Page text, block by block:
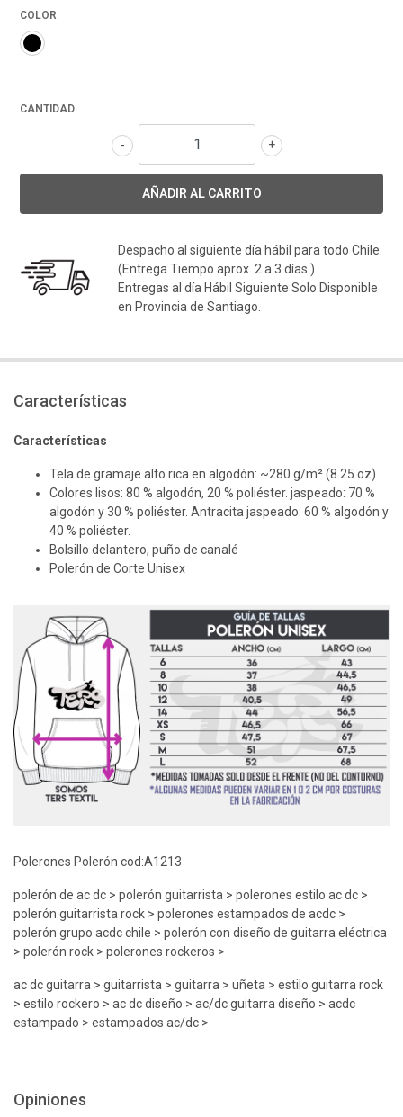
COLOR
CANTIDAD
+
-
Despacho al siguiente día hábil para todo Chile.
(Entrega Tiempo aprox. 2 a 3 días.)
Entregas al día Hábil Siguiente Solo Disponible
en Provincia de Santiago.
Características
Características
Tela de gramaje alto rica en algodón: ~280 g/m² (8.25 oz)
Colores lisos: 80 % algodón, 20 % poliéster. jaspeado: 70 %
algodón y 30 % poliéster. Antracita jaspeado: 60 % algodón y
40 % poliéster.
Bolsillo delantero, puño de canalé
Polerón de Corte Unisex
Polerones Polerón cod:A1213
polerón de ac dc > polerón guitarrista > polerones estilo ac dc >
polerón guitarrista rock > polerones estampados de acdc >
polerón grupo acdc chile > polerón con diseño de guitarra eléctrica
> polerón rock > polerones rockeros >
ac dc guitarra > guitarrista > guitarra > uñeta > estilo guitarra rock
> estilo rockero > ac dc diseño > ac/dc guitarra diseño > acdc
estampado > estampados ac/dc >
Opiniones